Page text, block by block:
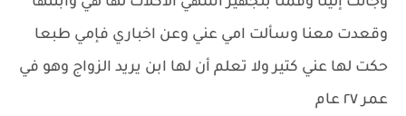
وقعدت معنا وسألت امي عني وعن اخباري فإمي طبعا
حكت لها عني كتير ولا تعلم أن لها ابن يريد الزواج وهو في
عمر ٢٧ عام